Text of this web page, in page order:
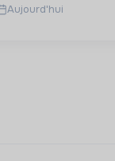
Aujourd'hui